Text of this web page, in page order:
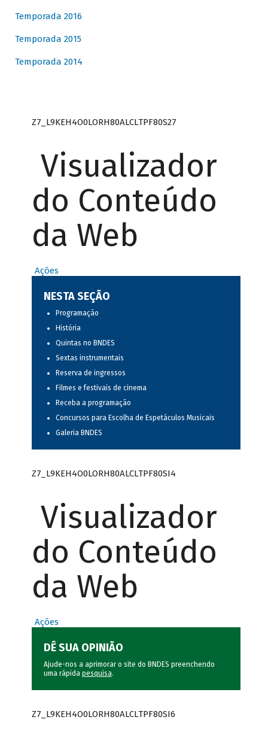
Temporada 2016
Temporada 2015
Temporada 2014
Z7_L9KEH4O0LORH80ALCLTPF80S27
Visualizador
do Conteúdo
da Web
Ações
NESTA SEÇÃO
Programação
História
Quintas no BNDES
Sextas instrumentais
Reserva de ingressos
Filmes e festivais de cinema
Receba a programação
Concursos para Escolha de Espetáculos Musicais
Galeria BNDES
Z7_L9KEH4O0LORH80ALCLTPF80SI4
Visualizador
do Conteúdo
da Web
Ações
DÊ SUA OPINIÃO
Ajude-nos a aprimorar o site do BNDES preenchendo
uma rápida pesquisa.
Z7_L9KEH4O0LORH80ALCLTPF80SI6